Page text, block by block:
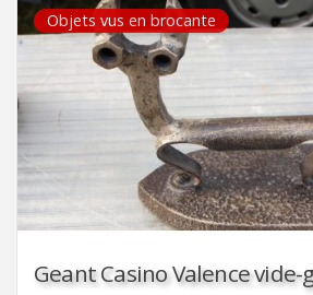
Objets vus en brocante
Geant Casino Valence